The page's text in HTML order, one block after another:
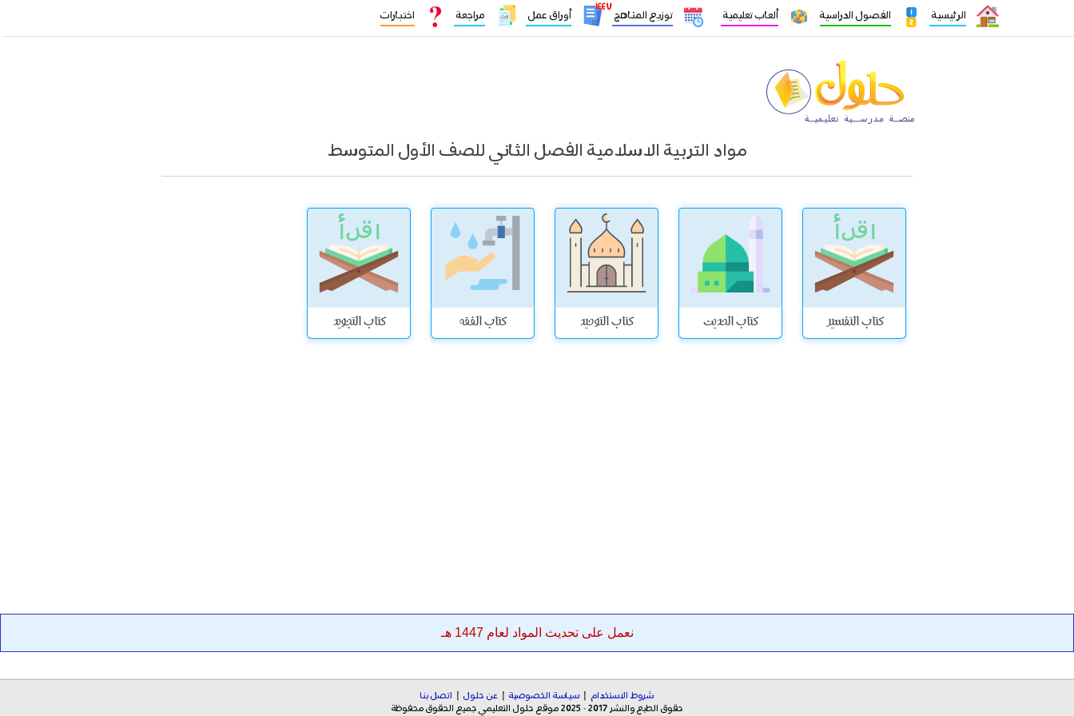
الرئيسية الفصول الدراسية ألعاب تعليمية توزيع المناهج
١٤٤٧
أوراق عمل مراجعة اختبارات
مواد التربية الاسلامية الفصل الثاني للصف الأول المتوسط
كتاب التفسير كتاب الحديث كتاب التوحيد كتاب الفقه كتاب التجويد
نعمل على تحديث المواد لعام 1447 هـ
شروط الاستخدام | سياسة الخصوصية | عن حلول |
اتصل بنا
حقوق الطبع والنشر 2017 - 2025 موقع حلول التعليمي جميع الحقوق محفوظة